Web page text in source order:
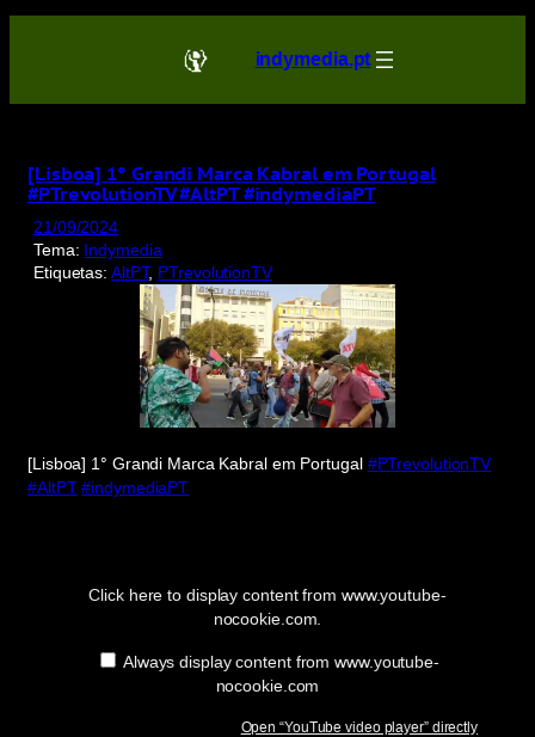
Saltar
conteúdo
indymedia.pt
[Lisboa] 1° Grandi Marca Kabral em Portugal
#PTrevolutionTV #AltPT #indymediaPT
21/09/2024
Tema: Indymedia
Etiquetas: AltPT, PTrevolutionTV
[Lisboa] 1° Grandi Marca Kabral em Portugal #PTrevolutionTV
#AltPT #indymediaPT
Click here to display content from www.youtube-
nocookie.com.
Always display content from www.youtube-
nocookie.com
Open “YouTube video player” directly